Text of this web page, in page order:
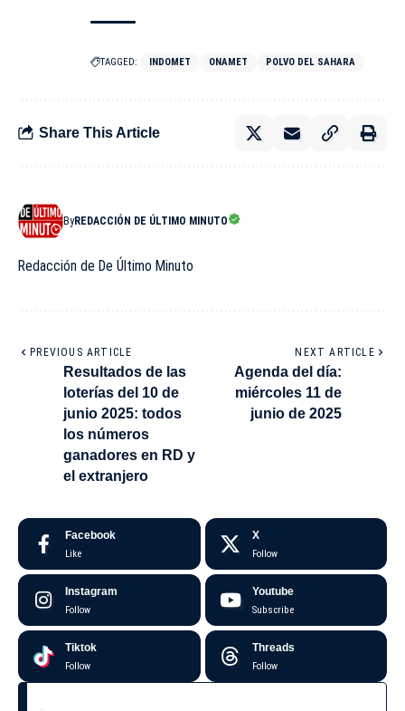
TAGGED: INDOMET ONAMET POLVO DEL SAHARA
Share This Article
ByREDACCIÓN DE ÚLTIMO MINUTO
Redacción de De Último Minuto
PREVIOUS ARTICLE
Resultados de las
loterías del 10 de
junio 2025: todos
los números
ganadores en RD y
el extranjero
NEXT ARTICLE
Agenda del día:
miércoles 11 de
junio de 2025
Facebook
Like
X
Follow
Instagram
Follow
Youtube
Subscribe
Tiktok
Follow
Threads
Follow